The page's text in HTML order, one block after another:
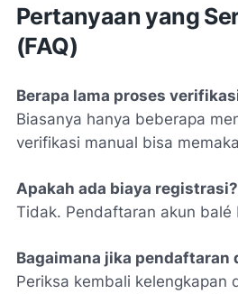
Pertanyaan yang
(FAQ)
Berapa lama proses
Biasanya hanya beberapa
verifikasi manual bisa
Apakah ada biaya registrasi?
Tidak. Pendaftaran akun balé
Bagaimana jika pendaftaran
Periksa kembali kelengkapan